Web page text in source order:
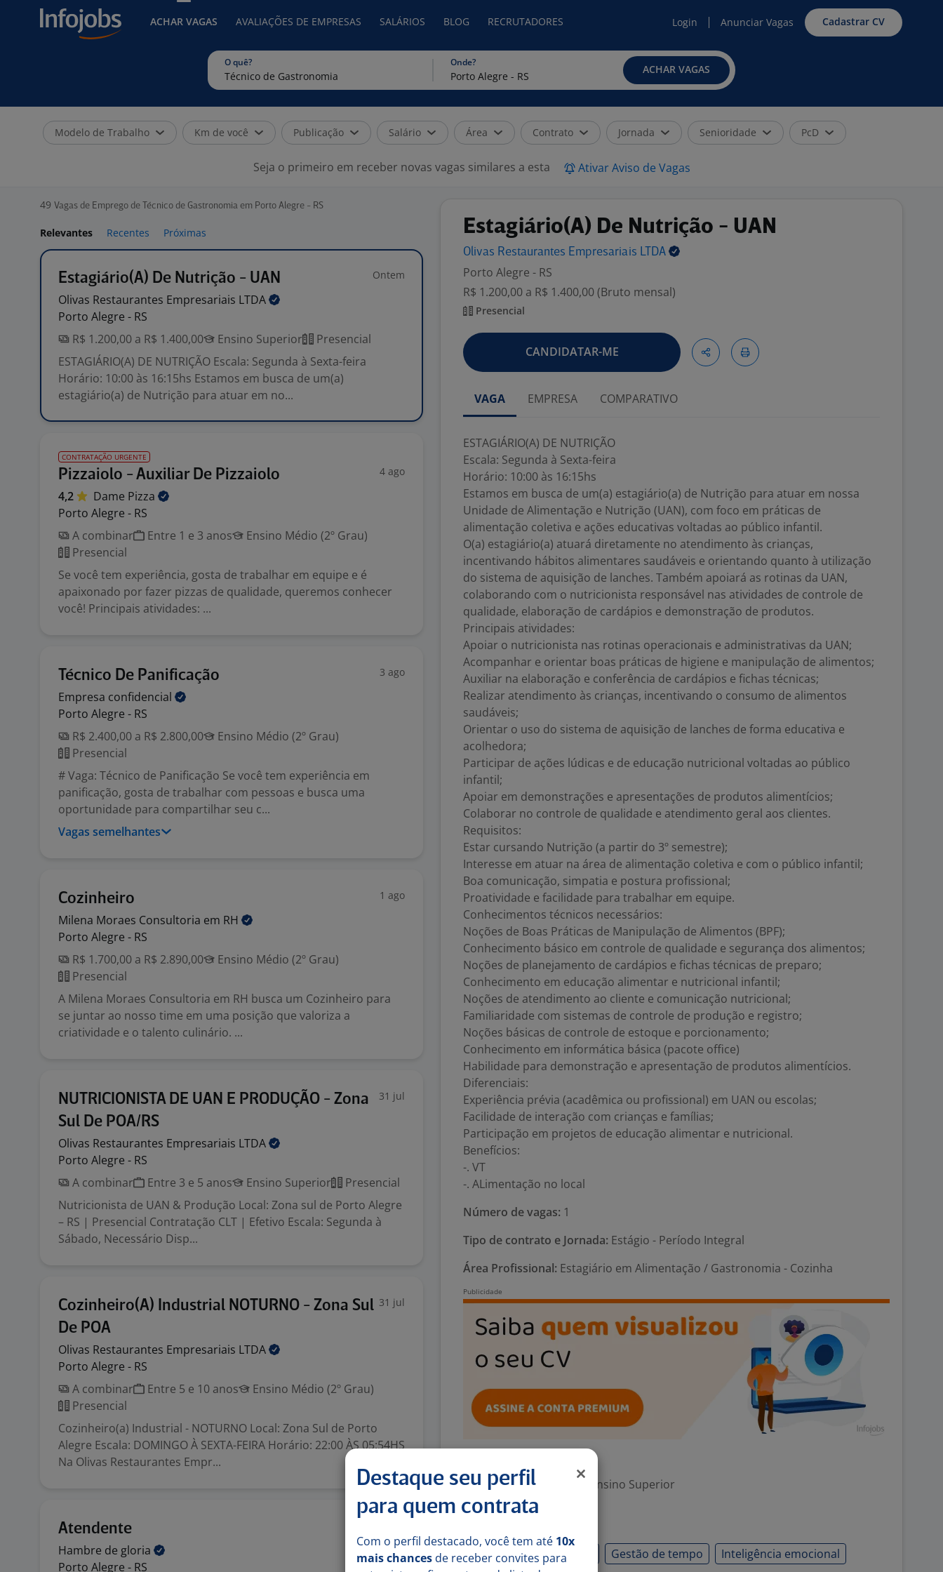
ACHAR VAGAS AVALIAÇÕES DE EMPRESAS SALÁRIOS BLOG RECRUTADORES Login Anunciar Vagas Cadastrar CV
O quê? Onde?
ACHAR VAGAS
Modelo de Trabalho Km de você Publicação Salário Área Contrato Jornada Senioridade PcD
Seja o primeiro em receber novas vagas similares a esta Ativar Aviso de Vagas
49 Vagas de Emprego de Técnico de Gastronomia em Porto Alegre - RS
Relevantes Recentes Próximas
Estagiário(A) De Nutrição - UAN Ontem
Olivas Restaurantes Empresariais LTDA
Porto Alegre - RS
R$ 1.200,00 a R$ 1.400,00
Ensino Superior
Presencial
ESTAGIÁRIO(A) DE NUTRIÇÃO Escala: Segunda à Sexta-feira
Horário: 10:00 às 16:15hs Estamos em busca de um(a)
estagiário(a) de Nutrição para atuar em no...
CONTRATAÇÃO URGENTE
Pizzaiolo - Auxiliar De Pizzaiolo 4 ago
4,2 Dame Pizza
Porto Alegre - RS
A combinar
Entre 1 e 3 anos
Ensino Médio (2º Grau)
Presencial
Se você tem experiência, gosta de trabalhar em equipe e é
apaixonado por fazer pizzas de qualidade, queremos conhecer
você! Principais atividades: ...
Técnico De Panificação 3 ago
Empresa confidencial
Porto Alegre - RS
R$ 2.400,00 a R$ 2.800,00
Ensino Médio (2º Grau)
Presencial
# Vaga: Técnico de Panificação Se você tem experiência em
panificação, gosta de trabalhar com pessoas e busca uma
oportunidade para compartilhar seu c...
Vagas semelhantes
Cozinheiro 1 ago
Milena Moraes Consultoria em RH
Porto Alegre - RS
R$ 1.700,00 a R$ 2.890,00
Ensino Médio (2º Grau)
Presencial
A Milena Moraes Consultoria em RH busca um Cozinheiro para
se juntar ao nosso time em uma posição que valoriza a
criatividade e o talento culinário. ...
NUTRICIONISTA DE UAN E PRODUÇÃO - Zona
Sul De POA/RS
31 jul
Olivas Restaurantes Empresariais LTDA
Porto Alegre - RS
A combinar
Entre 3 e 5 anos Ensino Superior
Presencial
Nutricionista de UAN & Produção Local: Zona sul de Porto Alegre
– RS | Presencial Contratação CLT | Efetivo Escala: Segunda à
Sábado, Necessário Disp...
Cozinheiro(A) Industrial NOTURNO - Zona Sul
De POA
31 jul
Olivas Restaurantes Empresariais LTDA
Porto Alegre - RS
A combinar
Entre 5 e 10 anos
Ensino Médio (2º Grau)
Presencial
Cozinheiro(a) Industrial - NOTURNO Local: Zona Sul de Porto
Alegre Escala: DOMINGO À SEXTA-FEIRA Horário: 22:00 ÀS 05:54HS
Na Olivas Restaurantes Empr...
Atendente
Hambre de gloria
Porto Alegre - RS
Estagiário(A) De Nutrição - UAN
Olivas Restaurantes Empresariais LTDA
Porto Alegre - RS
R$ 1.200,00 a R$ 1.400,00 (Bruto mensal)
Presencial
CANDIDATAR-ME
VAGA EMPRESA COMPARATIVO
ESTAGIÁRIO(A) DE NUTRIÇÃO
Escala: Segunda à Sexta-feira
Horário: 10:00 às 16:15hs
Estamos em busca de um(a) estagiário(a) de Nutrição para atuar em nossa
Unidade de Alimentação e Nutrição (UAN), com foco em práticas de
alimentação coletiva e ações educativas voltadas ao público infantil.
O(a) estagiário(a) atuará diretamente no atendimento às crianças,
incentivando hábitos alimentares saudáveis e orientando quanto à utilização
do sistema de aquisição de lanches. Também apoiará as rotinas da UAN,
colaborando com o nutricionista responsável nas atividades de controle de
qualidade, elaboração de cardápios e demonstração de produtos.
Principais atividades:
Apoiar o nutricionista nas rotinas operacionais e administrativas da UAN;
Acompanhar e orientar boas práticas de higiene e manipulação de alimentos;
Auxiliar na elaboração e conferência de cardápios e fichas técnicas;
Realizar atendimento às crianças, incentivando o consumo de alimentos
saudáveis;
Orientar o uso do sistema de aquisição de lanches de forma educativa e
acolhedora;
Participar de ações lúdicas e de educação nutricional voltadas ao público
infantil;
Apoiar em demonstrações e apresentações de produtos alimentícios;
Colaborar no controle de qualidade e atendimento geral aos clientes.
Requisitos:
Estar cursando Nutrição (a partir do 3º semestre);
Interesse em atuar na área de alimentação coletiva e com o público infantil;
Boa comunicação, simpatia e postura profissional;
Proatividade e facilidade para trabalhar em equipe.
Conhecimentos técnicos necessários:
Noções de Boas Práticas de Manipulação de Alimentos (BPF);
Conhecimento básico em controle de qualidade e segurança dos alimentos;
Noções de planejamento de cardápios e fichas técnicas de preparo;
Conhecimento em educação alimentar e nutricional infantil;
Noções de atendimento ao cliente e comunicação nutricional;
Familiaridade com sistemas de controle de produção e registro;
Noções básicas de controle de estoque e porcionamento;
Conhecimento em informática básica (pacote office)
Habilidade para demonstração e apresentação de produtos alimentícios.
Diferenciais:
Experiência prévia (acadêmica ou profissional) em UAN ou escolas;
Facilidade de interação com crianças e famílias;
Participação em projetos de educação alimentar e nutricional.
Benefícios:
-. VT
-. ALimentação no local
Número de vagas: 1
Tipo de contrato e Jornada: Estágio - Período Integral
Área Profissional: Estagiário em Alimentação / Gastronomia - Cozinha
Escolaridade Mínima: Ensino Superior
Atendimento ao cliente Gestão de tempo
Inteligência emocional
Destaque seu perfil
para quem contrata
Com o perfil destacado, você tem até 10x
mais chances de receber convites para